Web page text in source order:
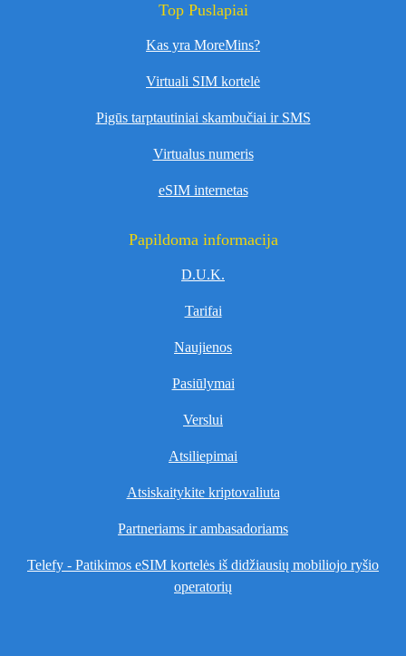
Top Puslapiai
Kas yra MoreMins?
Virtuali SIM kortelė
Pigūs tarptautiniai skambučiai ir SMS
Virtualus numeris
eSIM internetas
Papildoma informacija
D.U.K.
Tarifai
Naujienos
Pasiūlymai
Verslui
Atsiliepimai
Atsiskaitykite kriptovaliuta
Partneriams ir ambasadoriams
Telefy - Patikimos eSIM kortelės iš didžiausių mobiliojo ryšio
operatorių